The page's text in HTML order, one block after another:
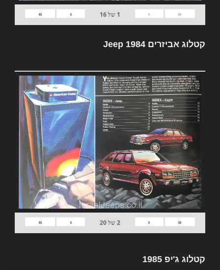
«
‹
1 של16
›
»
קטלוג אביזרים Jeep 1984
«
‹
2של20
›
»
קטלוג ג'יפ 1985